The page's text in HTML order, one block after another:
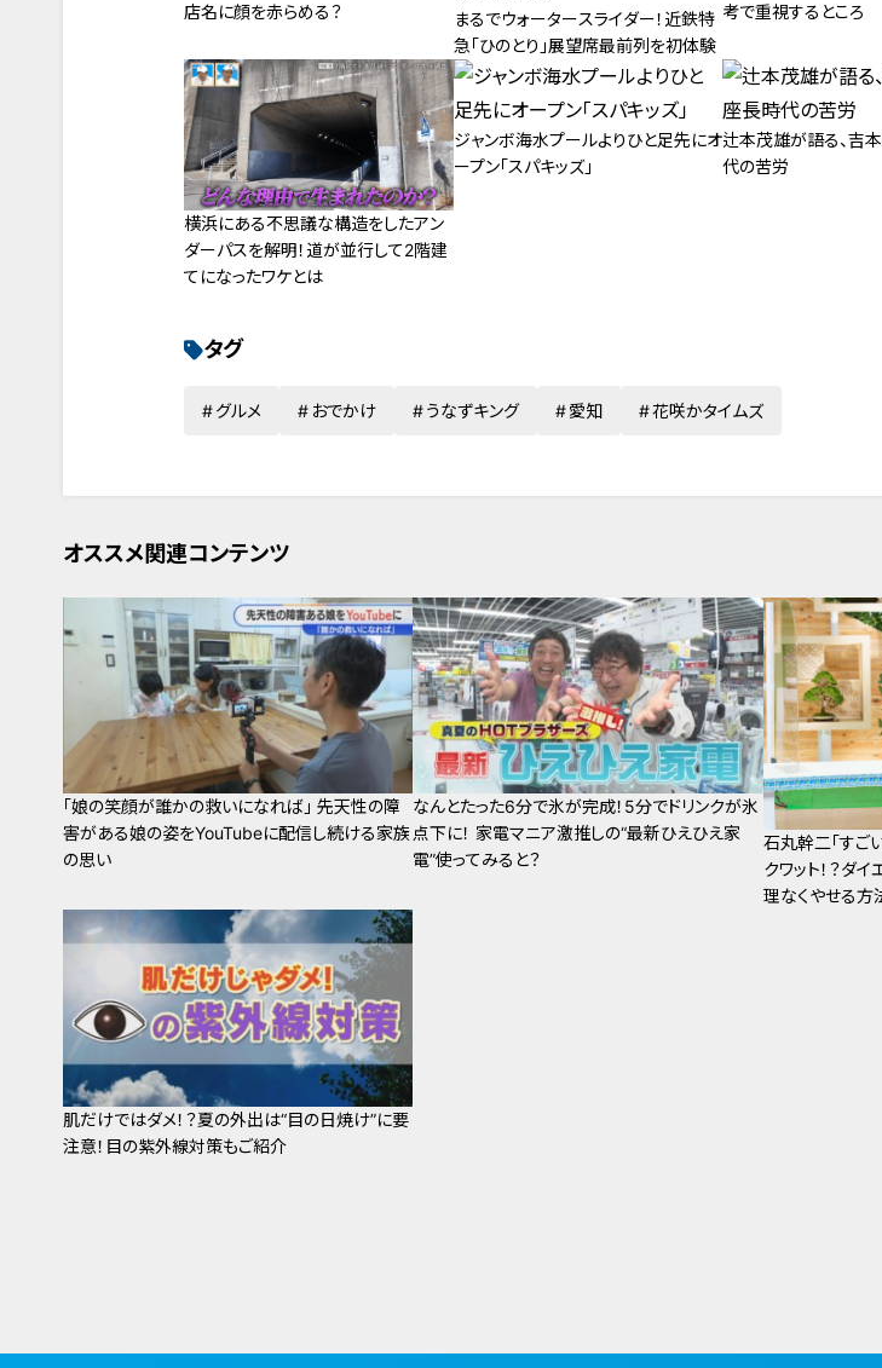
店名に顔を赤らめる？
まるでウォータースライダー！近鉄特
急「ひのとり」展望席最前列を初体験
考で重視するところ
横浜にある不思議な構造をしたアン
ダーパスを解明！道が並行して2階建
てになったワケとは
ジャンボ海水プールよりひと足先にオ
ープン「スパキッズ」
辻本茂雄が語る、吉
代の苦労
タグ
グルメ おでかけ うなずキング 愛知 花咲かタイムズ
オススメ関連コンテンツ
「娘の笑顔が誰かの救いになれば」 先天性の障
害がある娘の姿をYouTubeに配信し続ける家族
の思い
なんとたった6分で氷が完成！5分でドリンクが氷
点下に！ 家電マニア激推しの“最新ひえひえ家
電”使ってみると？
石丸幹二「すご
クワット！？ダ
理なくやせる方
肌だけではダメ！？夏の外出は“目の日焼け”に要
注意！目の紫外線対策もご紹介